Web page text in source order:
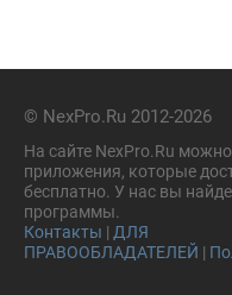
© NexPro.Ru 2012-2026
На сайте NexPro.Ru
приложения, которые
бесплатно. У нас вы
программы.
Контакты | ДЛЯ
ПРАВООБЛАДАТЕЛЕЙ |